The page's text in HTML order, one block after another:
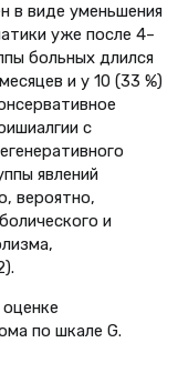
в виде уменьшения
уже после 4–
больных длился
и у 10 (33 %)
с
явлений
вероятно,
и
по шкале G.